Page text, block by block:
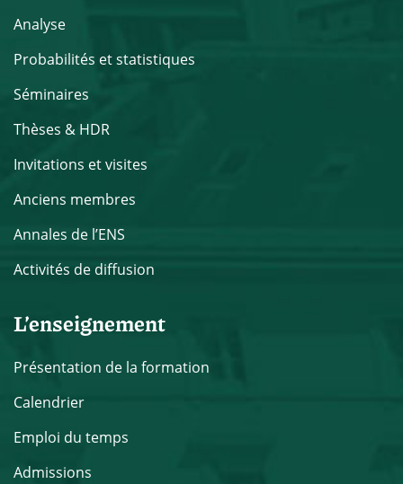
Analyse
Probabilités et statistiques
Séminaires
Thèses & HDR
Invitations et visites
Anciens membres
Annales de l’ENS
Activités de diffusion
L’enseignement
Présentation de la formation
Calendrier
Emploi du temps
Admissions